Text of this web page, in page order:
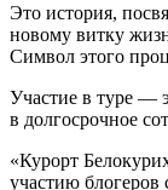
Это история,
новому витку
Символ этого
Участие в туре —
в долгосрочное
«Курорт
участию блогеров